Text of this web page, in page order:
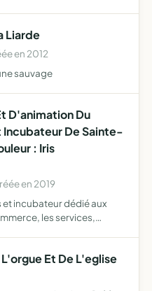
Liarde
en 2012
sauvage
D'animation Du
Incubateur De Sainte-
: Iris
en 2019
incubateur dédié aux
les services,
Et De L'eglise